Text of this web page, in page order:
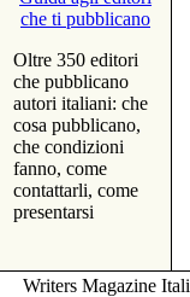
che ti pubblicano
Oltre 350 editori
che pubblicano
autori italiani: che
cosa pubblicano,
che condizioni
fanno, come
contattarli, come
presentarsi
Writers Magazine